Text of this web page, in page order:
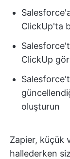
ClickUp'ta
ClickUp
oluşturun
Zapier, küçük
hallederken